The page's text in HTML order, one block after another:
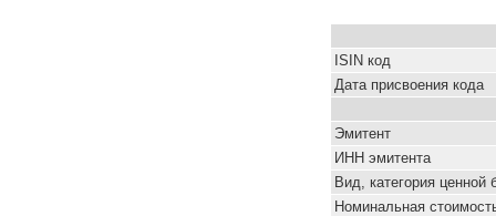
ISIN код
Дата присвоения кода
Эмитент
ИНН эмитента
Вид, категория ценной
Номинальная